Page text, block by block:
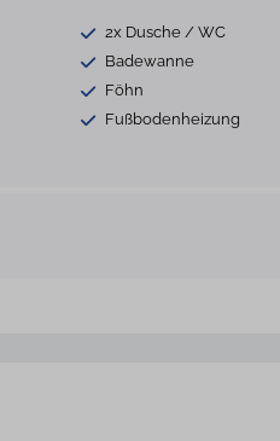
2x Dusche / WC
Badewanne
Föhn
Fußbodenheizung